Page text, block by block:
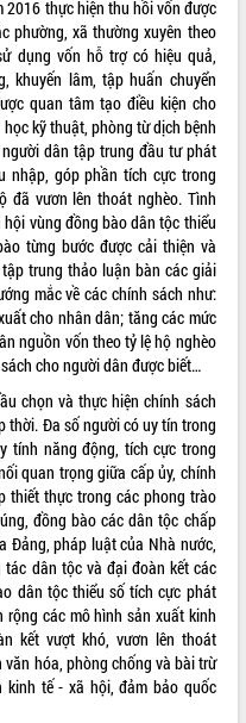
2016 thực hiện thu hồi vốn được
phường, xã thường xuyên theo
dụng vốn hỗ trợ có hiệu quả,
khuyến lâm, tập huấn chuyển
quan tâm tạo điều kiện cho
kỹ thuật, phòng từ dịch bệnh
dân tập trung đầu tư phát
nhập, góp phần tích cực trong
đã vươn lên thoát nghèo. Tình
vùng đồng bào dân tộc thiểu
từng bước được cải thiện và
trung thảo luận bàn các giải
mắc về các chính sách như:
cho nhân dân; tăng các mức
nguồn vốn theo tỷ lệ hộ nghèo
cho người dân được biết…
chọn và thực hiện chính sách
thời. Đa số người có uy tín trong
tính năng động, tích cực trong
quan trọng giữa cấp ủy, chính
thiết thực trong các phong trào
đồng bào các dân tộc chấp
Đảng, pháp luật của Nhà nước,
dân tộc và đại đoàn kết các
dân tộc thiểu số tích cực phát
các mô hình sản xuất kinh
kết vượt khó, vươn lên thoát
hóa, phòng chống và bài trừ
tế - xã hội, đảm bảo quốc